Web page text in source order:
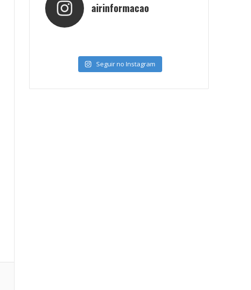
airinformacao
Seguir no Instagram